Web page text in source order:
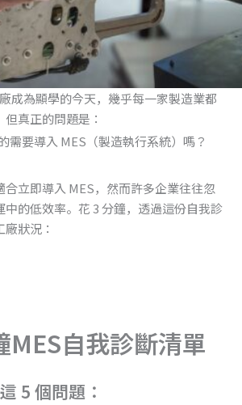
成為顯學的今天，幾乎每一家製造業都
真正的問題是：
需要導入 MES（製造執行系統）嗎？
合立即導入 MES，然而許多企業往往忽
中的低效率。花 3 分鐘，透過這份自我診
狀況：
MES自我診斷清單
5 個問題：